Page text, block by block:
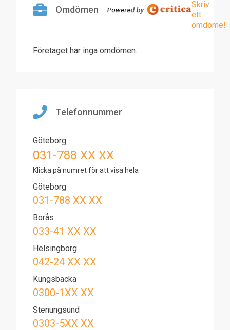
Omdömen
Skriv
ett
omdöme!
Företaget har inga omdömen.
Telefonnummer
Göteborg
031-788 XX XX
Klicka på numret för att visa hela
Göteborg
031-788 XX XX
Borås
033-41 XX XX
Helsingborg
042-24 XX XX
Kungsbacka
0300-1XX XX
Stenungsund
0303-5XX XX